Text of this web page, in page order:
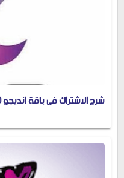
شرح الاشتراك فى باقة انديجو 70 Indigo الشهرية من وى 2024